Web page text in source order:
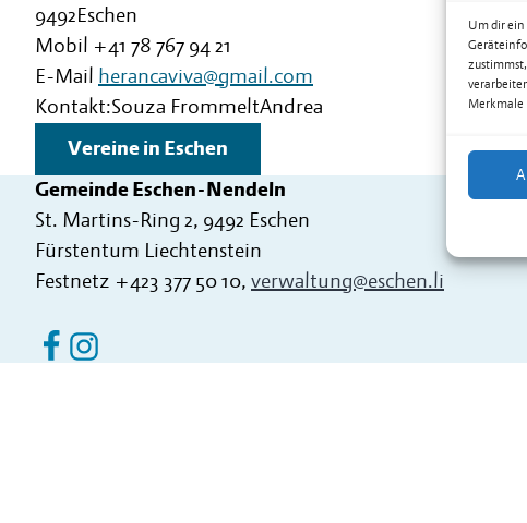
Um dir
Merkmale
9492Eschen
Mobil +41 78 767 94 21
E-Mail herancaviva@gmail.com
Kontakt:Souza FrommeltAndrea
Vereine in Eschen
Gemeinde Eschen-Nendeln
St. Martins-Ring 2, 9492 Eschen
Fürstentum Liechtenstein
Festnetz +423 377 50 10, verwaltung@eschen.li
Eschen Nendeln auf Facebook
Eschen Nendeln auf Instagram